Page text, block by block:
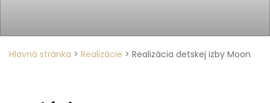
Hlavná stránka > Realizácie > Realizácia detskej izby Moon